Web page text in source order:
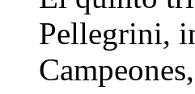
Pellegrini,